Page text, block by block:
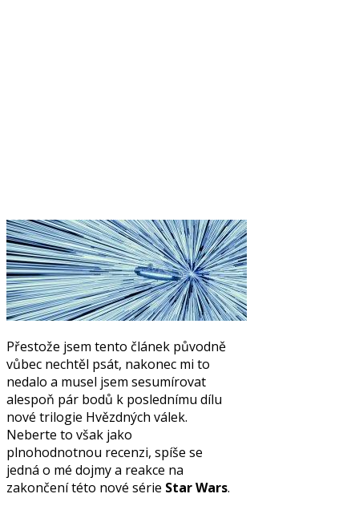
Přestože jsem tento článek původně
vůbec nechtěl psát, nakonec mi to
nedalo a musel jsem sesumírovat
alespoň pár bodů k poslednímu dílu
nové trilogie Hvězdných válek.
Neberte to však jako
plnohodnotnou recenzi, spíše se
jedná o mé dojmy a reakce na
zakončení této nové série Star Wars.